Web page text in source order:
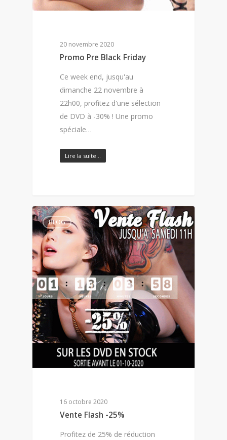
20 novembre 2020
Promo Pre Black Friday
Ce week end, jusqu'au
dimanche 22 novembre à
22h00, profitez d'une sélection
de DVD à -30% ! Une promo
spéciale…
Lire la suite…
BLOG
16 octobre 2020
Vente Flash -25%
Profitez de 25% de réduction